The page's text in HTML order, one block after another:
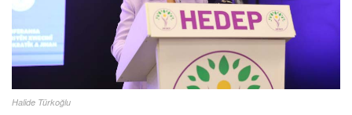
Halide Türkoğlu